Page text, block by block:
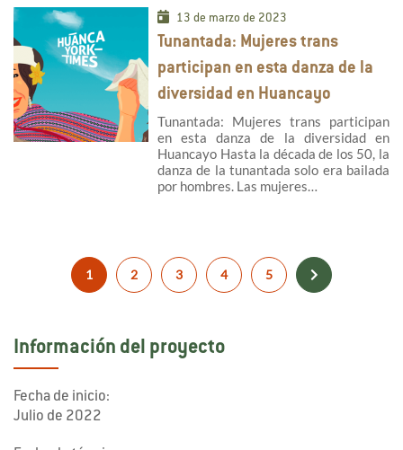
13 de marzo de 2023
Tunantada: Mujeres trans
participan en esta danza de la
diversidad en Huancayo
Tunantada: Mujeres trans participan
en esta danza de la diversidad en
Huancayo Hasta la década de los 50, la
danza de la tunantada solo era bailada
por hombres. Las mujeres…
1 2 3 4 5
Información del proyecto
Fecha de inicio:
Julio de 2022